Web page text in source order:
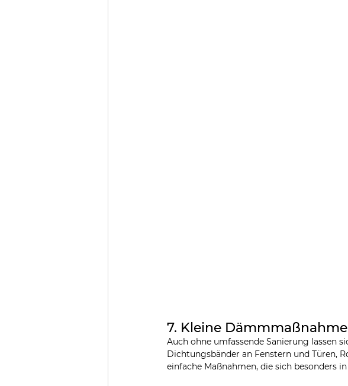
7. Kleine
Auch ohne umfassende Sanierung lassen
Dichtungsbänder an Fenstern und Türen,
einfache Maßnahmen, die sich besonders